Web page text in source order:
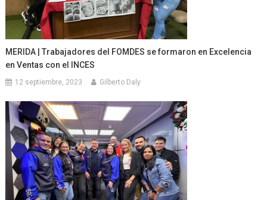
MERIDA | Trabajadores del FOMDES se formaron en Excelencia
en Ventas con el INCES
12 septiembre, 2023 Gilberto Daly